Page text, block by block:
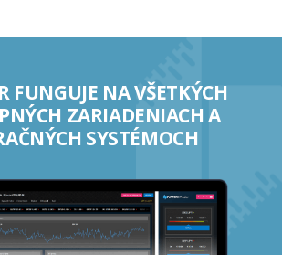
FUNGUJE NA VŠETKÝCH
ZARIADENIACH A
SYSTÉMOCH